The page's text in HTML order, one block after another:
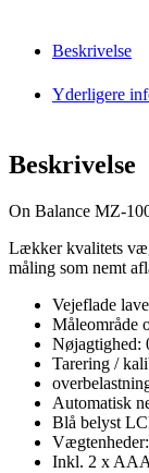
Beskrivelse
Yderligere
Beskrivelse
On Balance MZ-
Lækker kvalitets
måling som nemt
Vejeflade
Måleområde
Nøjagtighed:
Tarering /
Automatisk
Blå belyst
Inkl. 2 x